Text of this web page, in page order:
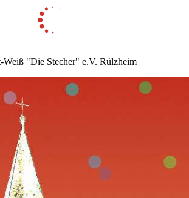
"Die Stecher" e.V. Rülzheim